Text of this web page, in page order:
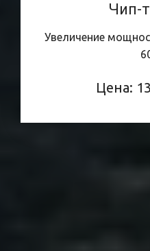
Чип-
Цена:
Увеличение